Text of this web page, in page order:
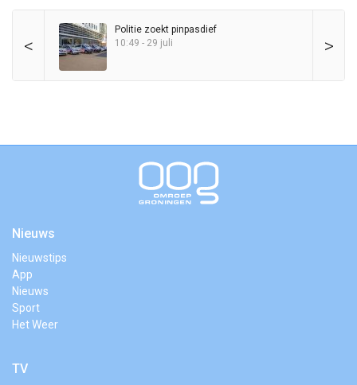
< >
Politie zoekt pinpasdief
10:49 - 29 juli
Nieuws
Nieuwstips
App
Nieuws
Sport
Het Weer
TV